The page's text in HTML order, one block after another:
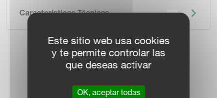
Características Técnicas
LOCALICE UN
DISTRIBUIDOR
Este sitio web usa cookies
y te permite controlar las
que deseas activar
OK, aceptar todas